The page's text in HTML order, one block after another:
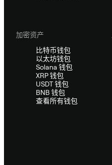
加密资产
比特币钱包
以太坊钱包
Solana 钱包
XRP 钱包
USDT 钱包
BNB 钱包
查看所有钱包